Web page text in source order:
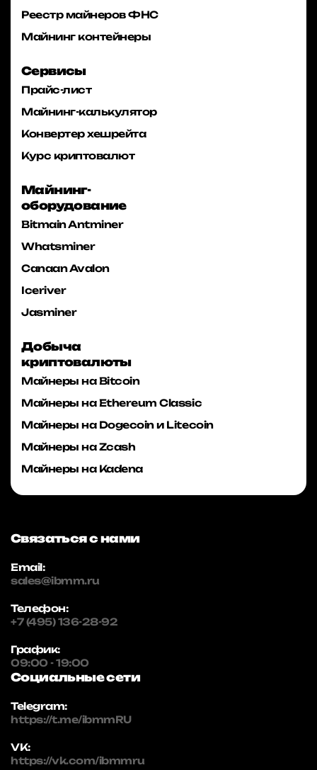
Реестр майнеров ФНС
Майнинг контейнеры
Сервисы
Прайс-лист
Майнинг-калькулятор
Конвертер хешрейта
Курс криптовалют
Майнинг-
оборудование
Bitmain Antminer
Whatsminer
Canaan Avalon
Iceriver
Jasminer
Добыча
криптовалюты
Майнеры на Bitcoin
Майнеры на Ethereum Classic
Майнеры на Dogecoin и Litecoin
Майнеры на Zcash
Майнеры на Kadena
Связаться с нами
Email:
sales@ibmm.ru
Телефон:
+7 (495) 136-28-92
График:
09:00 - 19:00
Социальные сети
Telegram:
https://t.me/ibmmRU
VK:
https://vk.com/ibmmru